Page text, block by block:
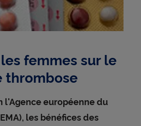
femmes sur le
thrombose
l'Agence européenne du
les bénéfices des